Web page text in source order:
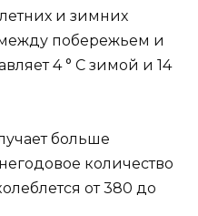
и зимних
побережьем и
4 ° C зимой и 14
больше
количество
от 380 до